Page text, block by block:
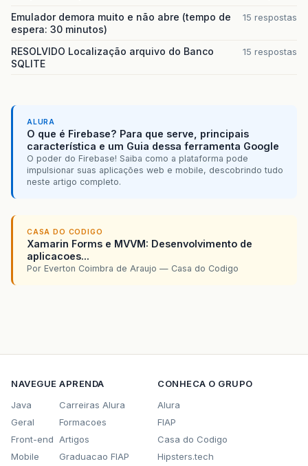
Emulador demora muito e não abre (tempo de
espera: 30 minutos)
15 respostas
RESOLVIDO Localização arquivo do Banco
SQLITE
15 respostas
ALURA
O que é Firebase? Para que serve, principais
característica e um Guia dessa ferramenta Google
O poder do Firebase! Saiba como a plataforma pode
impulsionar suas aplicações web e mobile, descobrindo tudo
neste artigo completo.
CASA DO CODIGO
Xamarin Forms e MVVM: Desenvolvimento de
aplicacoes...
Por Everton Coimbra de Araujo — Casa do Codigo
NAVEGUE
Java
Geral
Front-end
Mobile
APRENDA
Carreiras Alura
Formacoes
Artigos
Graduacao FIAP
CONHECA O GRUPO
Alura
FIAP
Casa do Codigo
Hipsters.tech